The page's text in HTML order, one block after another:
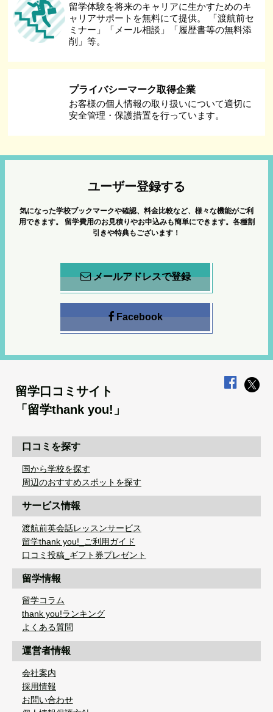
留学体験を将来のキャリアに生かすためのキ
ャリアサポートを無料にて提供。 「渡航前セ
ミナー」「メール相談」「履歴書等の無料添
削」等。
プライバシーマーク取得企業
お客様の個人情報の取り扱いについて適切に
安全管理・保護措置を行っています。
ユーザー登録する
気になった学校ブックマークや確認、料金比較など、様々な機能がご利
用できます。
留学費用のお見積りやお申込みも簡単にできます。各種割
引きや特典もございます！
メールアドレスで登録
Facebook
留学口コミサイト
「留学thank you!」
口コミを探す
国から学校を探す
周辺のおすすめスポットを探す
サービス情報
渡航前英会話レッスンサービス
留学thank you!_ご利用ガイド
口コミ投稿_ギフト券プレゼント
留学情報
留学コラム
thank you!ランキング
よくある質問
運営者情報
会社案内
採用情報
お問い合わせ